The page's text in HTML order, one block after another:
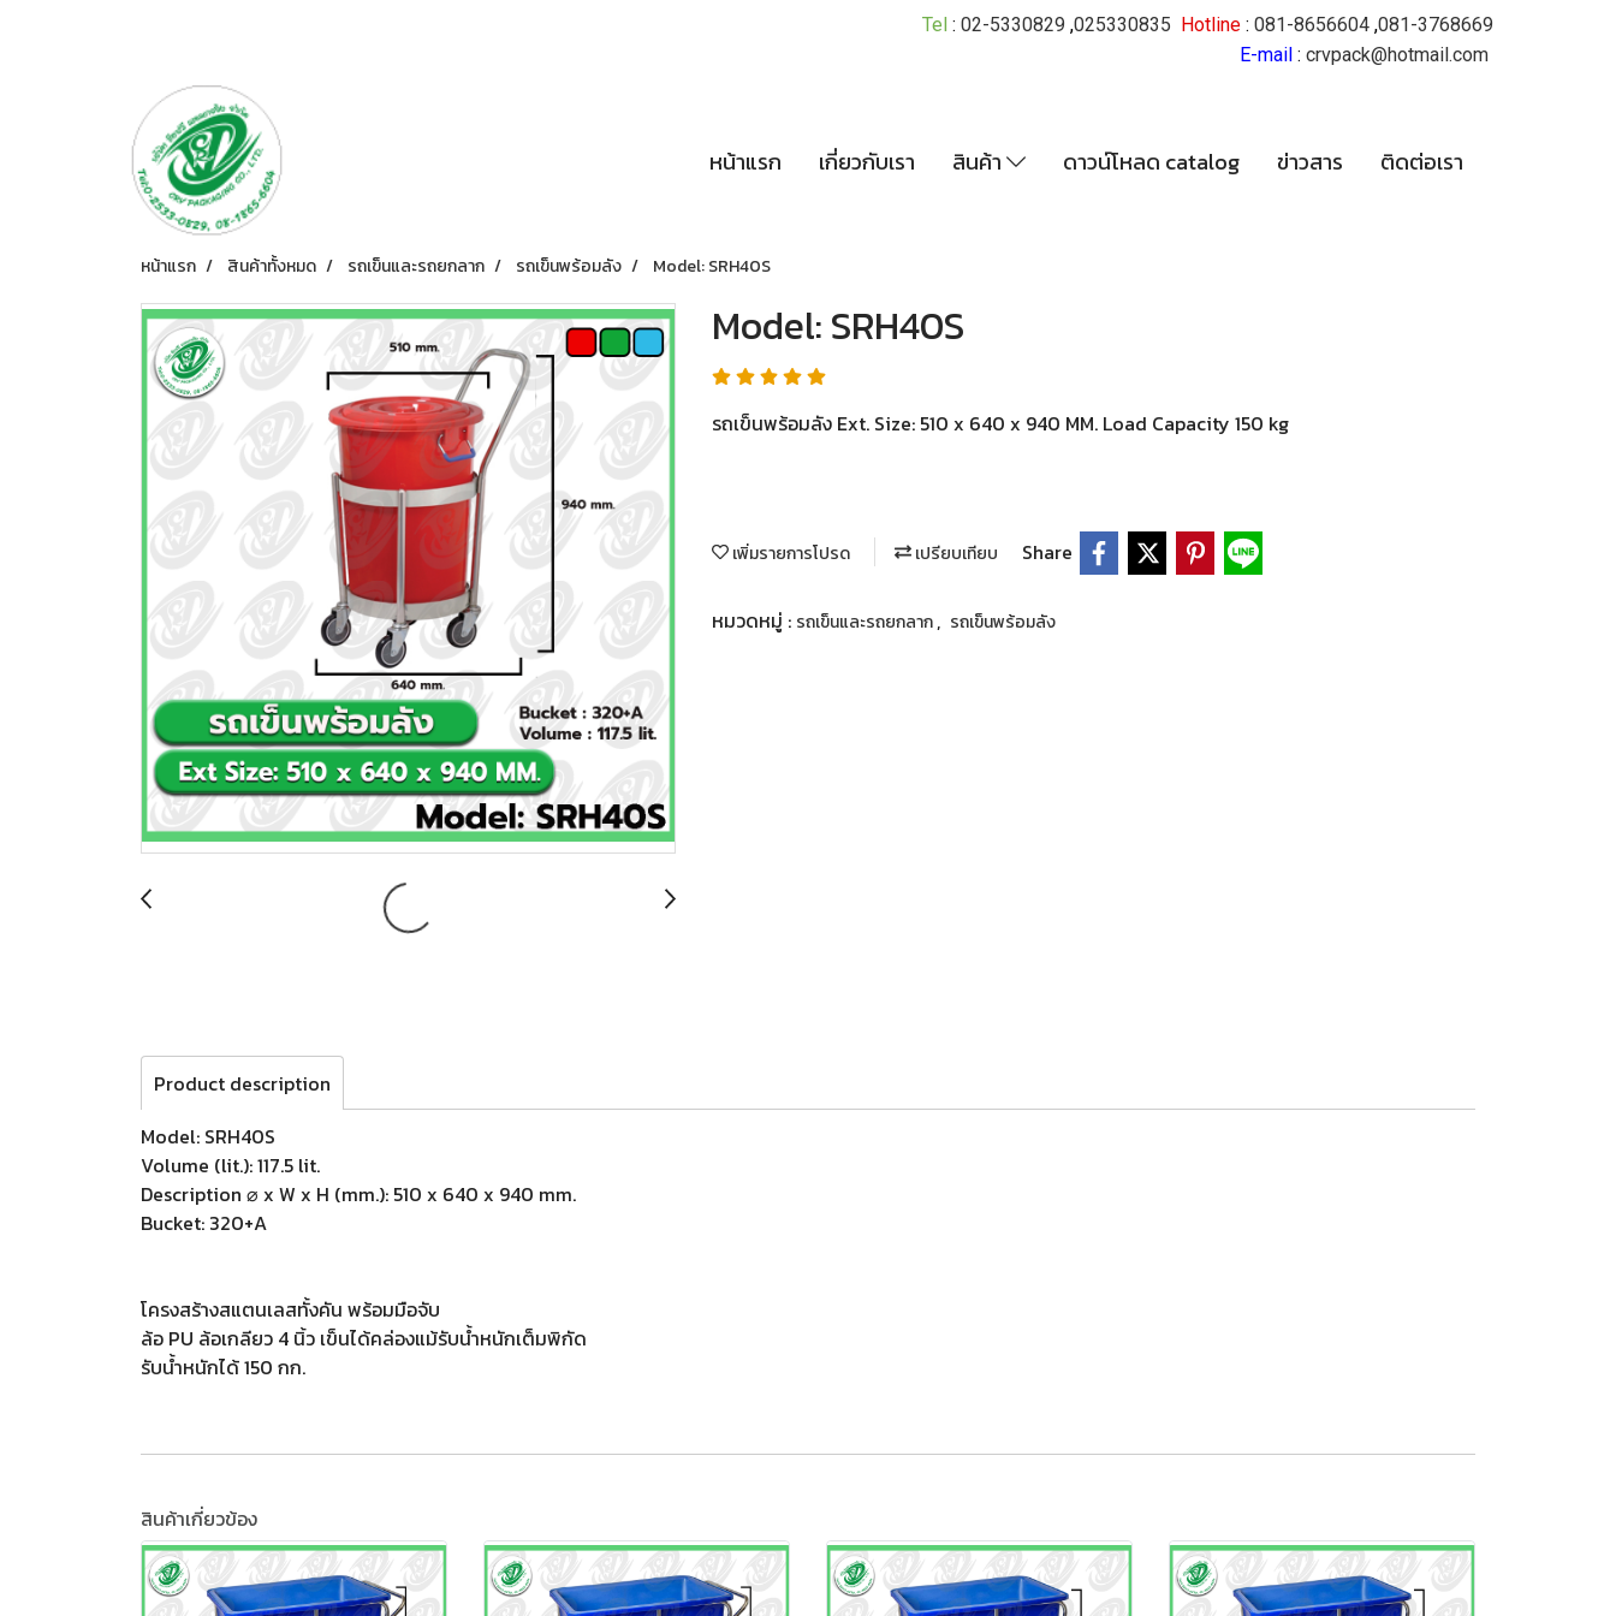
Tel : 02-5330829 ,025330835 Hotline : 081-8656604 ,081-3768669
E-mail : crvpack@hotmail.com
หน้าแรก เกี่ยวกับเรา สินค้า ดาวน์โหลด catalog ข่าวสาร ติดต่อเรา
หน้าแรก สินค้าทั้งหมด รถเข็นและรถยกลาก รถเข็นพร้อมลัง Model: SRH40S
Model: SRH40S
รถเข็นพร้อมลัง Ext. Size: 510 x 640 x 940 MM. Load Capacity 150 kg
เพิ่มรายการโปรด เปรียบเทียบ Share
หมวดหมู่ : รถเข็นและรถยกลาก, รถเข็นพร้อมลัง
Product description
Model: SRH40S
Volume (lit.): 117.5 lit.
Description ⌀ x W x H (mm.): 510 x 640 x 940 mm.
Bucket: 320+A
โครงสร้างสแตนเลสทั้งคัน พร้อมมือจับ
ล้อ PU ล้อเกลียว 4 นิ้ว เข็นได้คล่องแม้รับน้ำหนักเต็มพิกัด
รับน้ำหนักได้ 150 กก.
สินค้าเกี่ยวข้อง